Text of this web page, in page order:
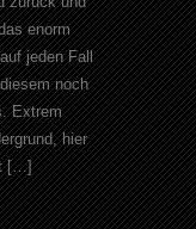
enorm
jeden Fall
noch
Extrem
hier
[…]